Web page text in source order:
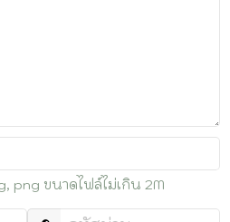
png ขนาดไฟล์ไม่เกิน 2M